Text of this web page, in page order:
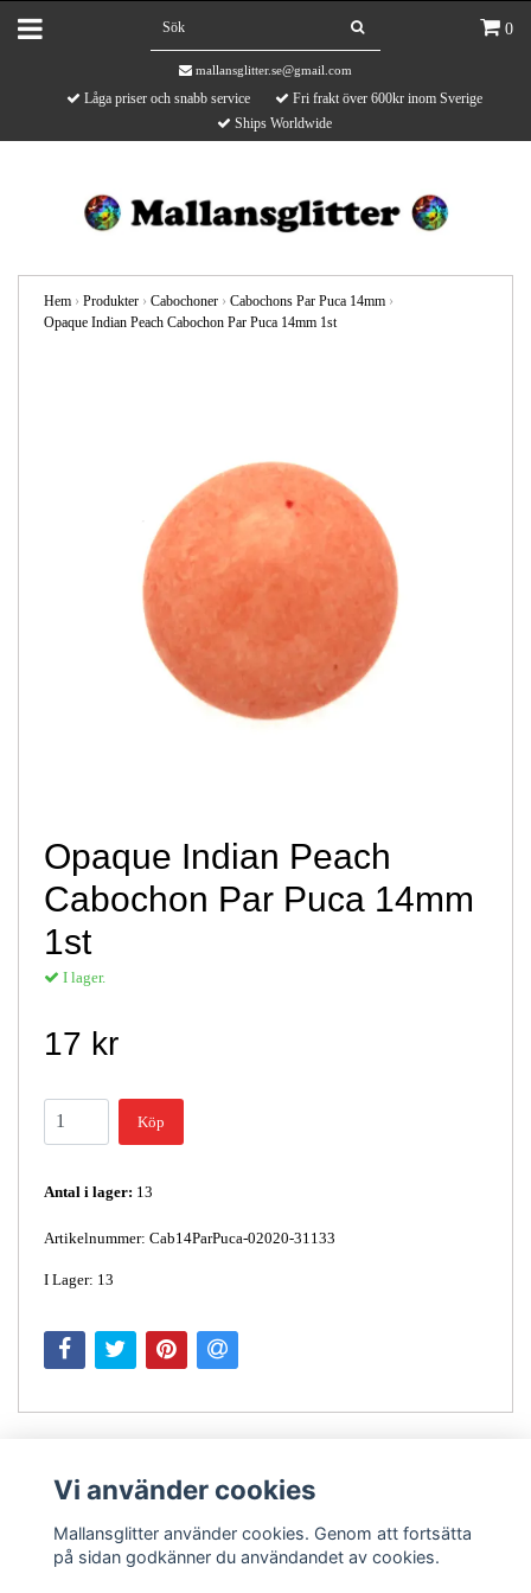
0
mallansglitter.se@gmail.com
Låga priser och snabb service
Fri frakt över 600kr inom Sverige
Ships Worldwide
Hem › Produkter › Cabochoner › Cabochons Par Puca 14mm ›
Opaque Indian Peach Cabochon Par Puca 14mm 1st
Opaque Indian Peach
Cabochon Par Puca 14mm
1st
I lager.
17 kr
Köp
Antal i lager: 13
Artikelnummer: Cab14ParPuca-02020-31133
I Lager: 13
Vi använder cookies
Mallansglitter använder cookies. Genom att fortsätta
på sidan godkänner du användandet av cookies.